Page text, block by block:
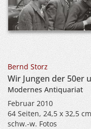
Bernd Storz
Wir Jungen der 50er
Modernes Antiquariat
Februar 2010
64 Seiten, 24,5 x 32,5
schw.-w. Fotos